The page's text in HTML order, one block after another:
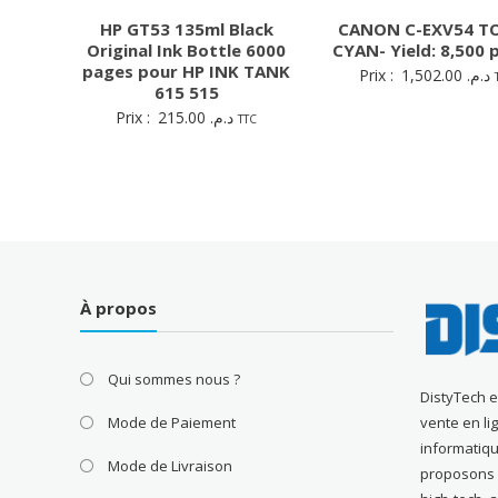
HP GT53 135ml Black
Original Ink Bottle 6000
pages pour HP INK TANK
615 515
Prix : د.م. TTC
CANON C-EXV54
CYAN- Yield: 8,500
Prix : د.م.
À propos
Qui sommes nous ?
Mode de Paiement
Mode de Livraison
DistyTech
vente en
proposons